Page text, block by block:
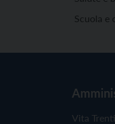
Scuola e
Vita